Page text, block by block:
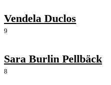
Vendela Duclos
9
Sara Burlin Pellbäck
8